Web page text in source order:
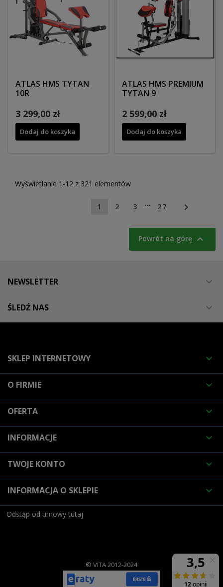
ATLAS HMS TYTAN
10R
3 299,00 zł
Dodaj do koszyka
ATLAS HMS PREMIUM
TYTAN 9
2 599,00 zł
Dodaj do koszyka
Wyświetlanie 1-12 z 321 elementów
1 2 3 … 27 
Powrót na górę 
NEWSLETTER 
ŚLEDŹ NAS 
SKLEP INTERNETOWY 
O FIRMIE 
OFERTA 
INFORMACJE 
TWOJE KONTO 
INFORMACJA O SKLEPIE 
Odstąp od umowy tutaj
© VITA 2012-2024